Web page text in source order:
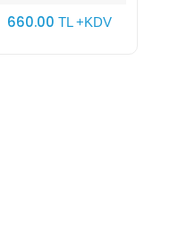
660.00 TL +KDV